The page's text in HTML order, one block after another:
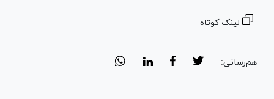
لینک کوتاه
هم‌رسانی: